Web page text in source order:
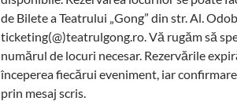
de Bilete a Teatrului „Gong” din str. Al.
ticketing(@)teatrulgong.ro. Vă rugăm să
numărul de locuri necesar. Rezervările
începerea fiecărui eveniment, iar
prin mesaj scris.